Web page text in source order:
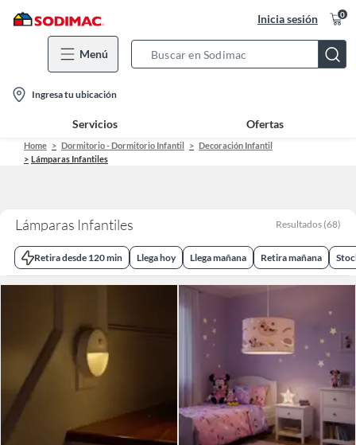
Inicia sesión 0
Menú
Bar
location-
icon
Ingresa tu ubicación
Servicios Ofertas
Home Dormitorio - Dormitorio Infantil
Decoración Infantil
Lámparas Infantiles
Lámparas Infantiles Resultados (68)
Retira desde 120 min Llega hoy Llega mañana Retira mañana